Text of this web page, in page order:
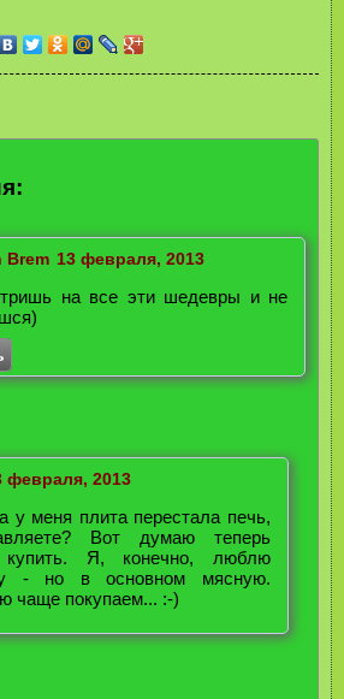
Brem 13 февраля, 2013
на все эти шедевры и не
февраля, 2013
у меня плита перестала печь,
Вот думаю теперь
Я, конечно, люблю
- но в основном мясную.
чаще покупаем... :-)